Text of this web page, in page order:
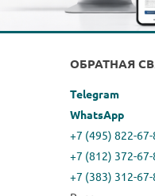
ОБРАТНАЯ
Telegram
WhatsApp
+7 (495) 822-
+7 (812) 372-
+7 (383) 312-